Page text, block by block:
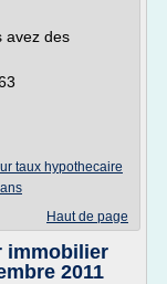
avez des
taux hypothecaire
Haut de page
immobilier
2011